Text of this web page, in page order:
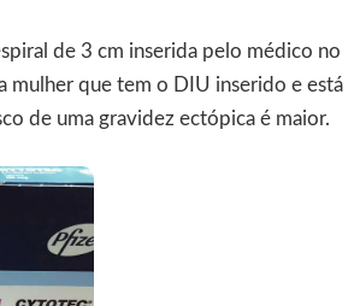
de 3 cm inserida pelo médico no
mulher que tem o DIU inserido e está
de uma gravidez ectópica é maior.